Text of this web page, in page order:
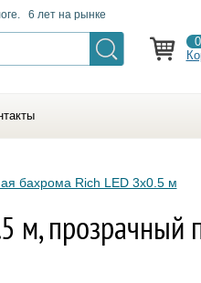
6 лет на рынке
0
бахрома Rich LED 3х0.5 м
м, прозрачный